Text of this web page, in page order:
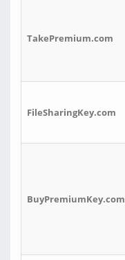
TakePremium.com
FileSharingKey.com
BuyPremiumKey.com